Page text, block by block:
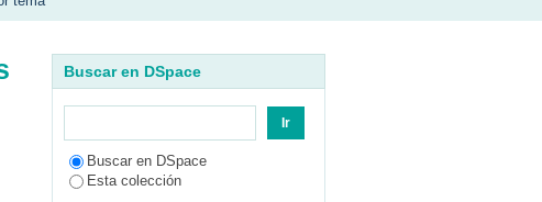
Buscar en DSpace
Buscar en DSpace
Esta colección